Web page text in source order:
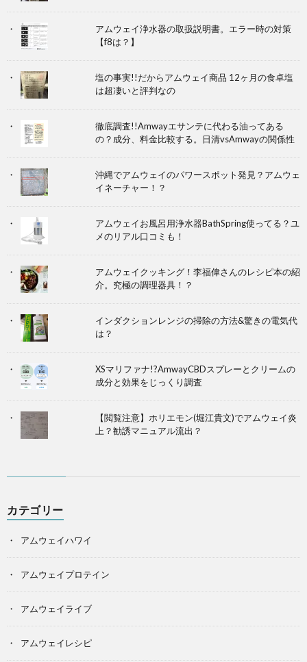
アムウェイ浄水器の取扱説明書。エラー時の対策
【f8は？】
塩の事実!!だからアムウェイ商品 12ヶ月の食卓塩
は超凄いと評判なの
徹底調査!!Amwayエサンテに代わる油ってある
の？成分、料金比較する。日清vsAmwayの関係性
沖縄でアムウェイのパワースポット発見？アムウェ
イネーチャー！？
アムウェイお風呂用浄水器BathSpring使ってる？ユ
メのリアル口コミも！
アムウェイクッキング！李福偉さんのレシピ本の紹
介。究極の調理器具！？
インダクションレンジの掃除の方法&驚きの電気代
は？
XSマリファナ!?AmwayCBDスプレーとクリームの
成分と効果をじっくり調査
【閲覧注意】ホリエモン(堀江貴文)でアムウェイ炎
上？勧誘マニュアル流出？
カテゴリー
アムウェイハワイ
アムウェイプロテイン
アムウェイライブ
アムウェイレシピ